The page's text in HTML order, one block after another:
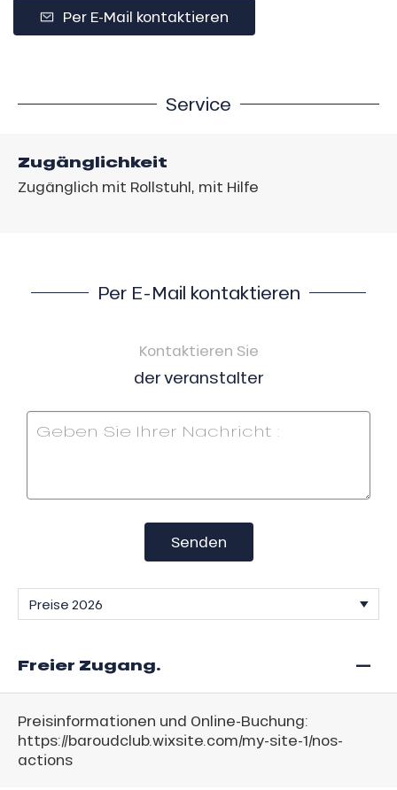
Per E-Mail kontaktieren
Service
Zugänglichkeit
Zugänglich mit Rollstuhl, mit Hilfe
Per E-Mail kontaktieren
Kontaktieren Sie
der veranstalter
Senden
Freier Zugang. —
Preisinformationen und Online-Buchung:
https://baroudclub.wixsite.com/my-site-1/nos-
actions